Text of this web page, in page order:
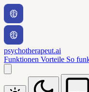
psychotherapeut.ai
Funktionen Vorteile So